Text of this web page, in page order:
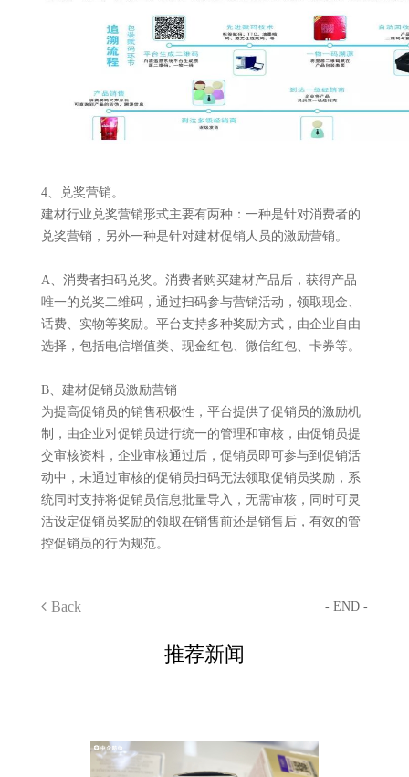
4、兑奖营销。
建材行业兑奖营销形式主要有两种：一种是针对消费者的
兑奖营销，另外一种是针对建材促销人员的激励营销。
A、消费者扫码兑奖。消费者购买建材产品后，获得产品
唯一的兑奖二维码，通过扫码参与营销活动，领取现金、
话费、实物等奖励。平台支持多种奖励方式，由企业自由
选择，包括电信增值类、现金红包、微信红包、卡券等。
B、建材促销员激励营销
为提高促销员的销售积极性，平台提供了促销员的激励机
制，由企业对促销员进行统一的管理和审核，由促销员提
交审核资料，企业审核通过后，促销员即可参与到促销活
动中，未通过审核的促销员扫码无法领取促销员奖励，系
统同时支持将促销员信息批量导入，无需审核，同时可灵
活设定促销员奖励的领取在销售前还是销售后，有效的管
控促销员的行为规范。
Back - END -
推荐新闻